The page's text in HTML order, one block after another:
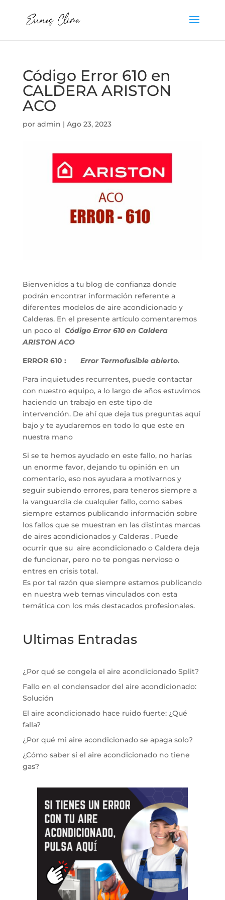
Código Error 610 en
CALDERA ARISTON
ACO
por admin | Ago 23, 2023
Bienvenidos a tu blog de confianza donde
podrán encontrar información referente a
diferentes modelos de aire acondicionado y
Calderas. En el presente artículo comentaremos
un poco el Código Error 610 en Caldera
ARISTON ACO
ERROR 610 : Error Termofusible abierto.
Para inquietudes recurrentes, puede contactar
con nuestro equipo, a lo largo de años estuvimos
haciendo un trabajo en este tipo de
intervención. De ahí que deja tus preguntas aquí
bajo y te ayudaremos en todo lo que este en
nuestra mano
Si se te hemos ayudado en este fallo, no harías
un enorme favor, dejando tu opinión en un
comentario, eso nos ayudara a motivarnos y
seguir subiendo errores, para teneros siempre a
la vanguardia de cualquier fallo, como sabes
siempre estamos publicando información sobre
los fallos que se muestran en las distintas marcas
de aires acondicionados y Calderas . Puede
ocurrir que su aire acondicionado o Caldera deja
de funcionar, pero no te pongas nervioso o
entres en crisis total.
Es por tal razón que siempre estamos publicando
en nuestra web temas vinculados con esta
temática con los más destacados profesionales.
Ultimas Entradas
¿Por qué se congela el aire acondicionado Split?
Fallo en el condensador del aire acondicionado:
Solución
El aire acondicionado hace ruido fuerte: ¿Qué
falla?
¿Por qué mi aire acondicionado se apaga solo?
¿Cómo saber si el aire acondicionado no tiene
gas?